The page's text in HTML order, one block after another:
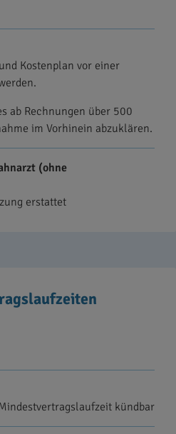
Kostenplan vor einer
ab Rechnungen über 500
im Vorhinein abzuklären.
(ohne
erstattet
kündbar